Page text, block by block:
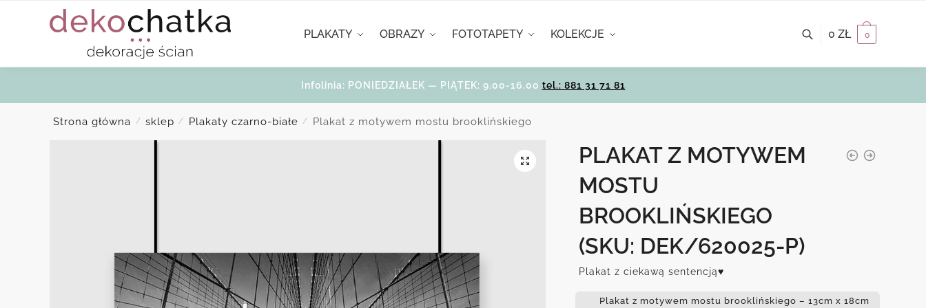
PLAKATY OBRAZY FOTOTAPETY KOLEKCJE 0 ZŁ 0
Infolinia: PONIEDZIAŁEK — PIĄTEK: 9.00-16.00 tel.: 881 31 71 81
Strona główna / sklep / Plakaty czarno-białe / Plakat z motywem mostu brooklińskiego
PLAKAT Z MOTYWEM
MOSTU
BROOKLIŃSKIEGO
(SKU: DEK/620025-P)
Plakat z ciekawą sentencją♥
Plakat z motywem mostu brooklińskiego – 13cm x 18cm